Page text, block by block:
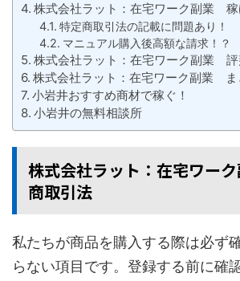
株式会社ラット：在宅ワーク副業 稼
特定商取引法の記載に問題あり！
マニュアル購入後高額な請求！？
株式会社ラット：在宅ワーク副業 評
株式会社ラット：在宅ワーク副業 ま
小岩井おすすめ商材で稼ぐ！
小岩井の無料相談所
株式会社ラット：在宅ワー
商取引法
私たちが商品を購入する際は必ず
らない項目です。登録する前に確